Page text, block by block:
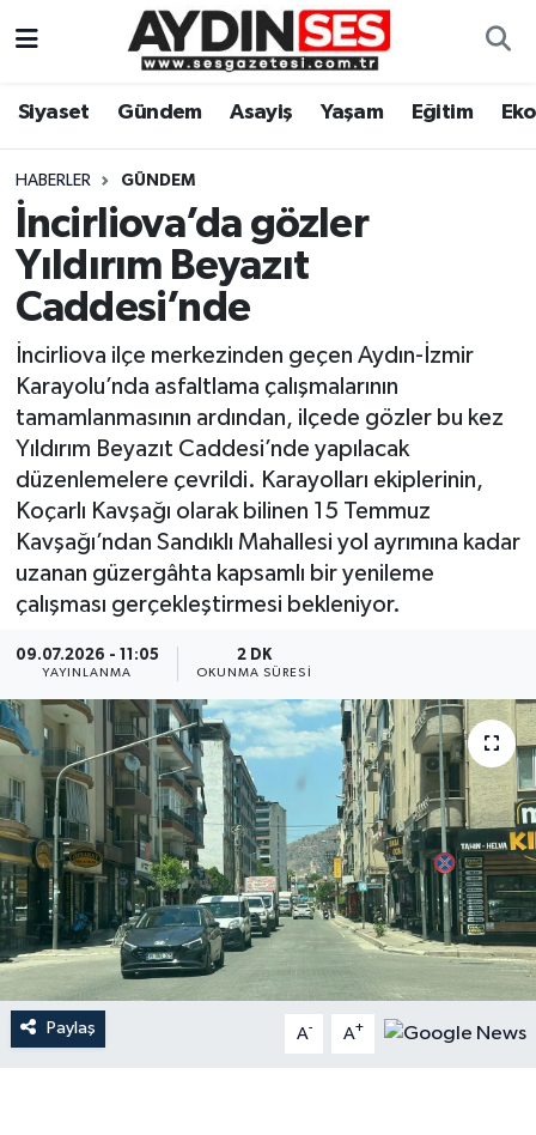
Siyaset Gündem Asayiş Yaşam Eğitim
HABERLER GÜNDEM
İncirliova’da gözler
Yıldırım Beyazıt
Caddesi’nde
İncirliova ilçe merkezinden geçen Aydın-İzmir
Karayolu’nda asfaltlama çalışmalarının
tamamlanmasının ardından, ilçede gözler bu kez
Yıldırım Beyazıt Caddesi’nde yapılacak
düzenlemelere çevrildi. Karayolları ekiplerinin,
Koçarlı Kavşağı olarak bilinen 15 Temmuz
Kavşağı’ndan Sandıklı Mahallesi yol ayrımına kadar
uzanan güzergâhta kapsamlı bir yenileme
çalışması gerçekleştirmesi bekleniyor.
09.07.2026 - 11:05
YAYINLANMA
2 DK
OKUNMA SÜRESI
Paylaş A- A+
Gündem
Siyaset
Ekonomi
Eğitim
Kültür Sanat
Spor
Aydın Hava Durumu
Aydin Namaz Vakitleri
Aydın Trafik Yoğunluk Haritası
Tüm Manşetler
Son Dakika Haberleri
Haber Arşivi